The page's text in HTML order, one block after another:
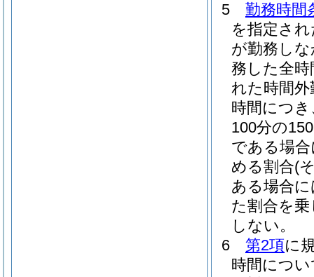
5
勤務時間
を指定さ
が勤務し
務した全
れた時間
時間につき
100分の150
である場
める割合(
ある場合
た割合を
しない。
6
第2項に
時間につ